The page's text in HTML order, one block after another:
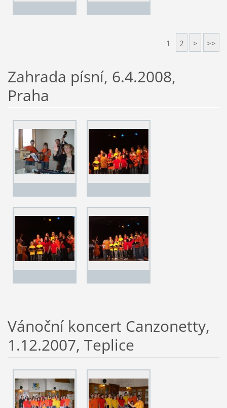
1 2 > >>
Zahrada písní, 6.4.2008,
Praha
Vánoční koncert Canzonetty,
1.12.2007, Teplice